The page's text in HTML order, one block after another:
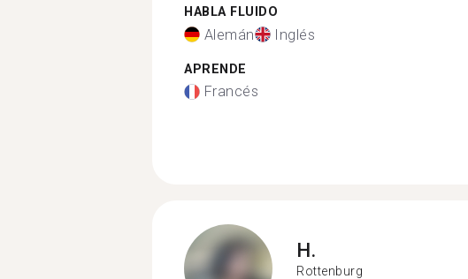
HABLA FLUIDO
Alemán Inglés
APRENDE
Francés
H.
Rottenburg